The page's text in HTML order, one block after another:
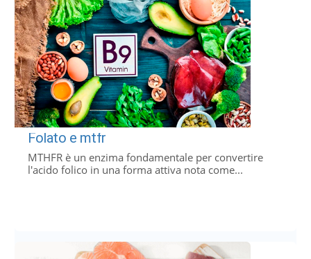
Folato e mtfr
MTHFR è un enzima fondamentale per convertire
l'acido folico in una forma attiva nota come...